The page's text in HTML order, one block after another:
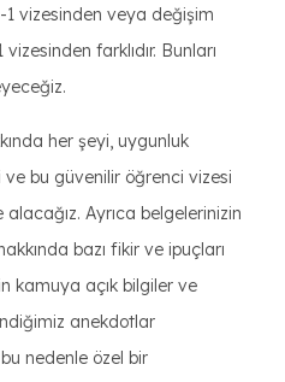
1 vizesinden veya değişim
farklıdır. Bunları
her şeyi, uygunluk
ve bu güvenilir öğrenci vizesi
alacağız. Ayrıca belgelerinizin
bazı fikir ve ipuçları
kamuya açık bilgiler ve
anekdotlar
nedenle özel bir